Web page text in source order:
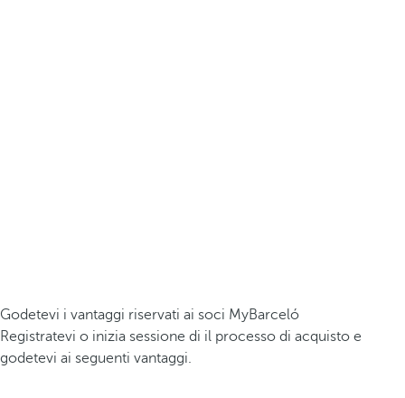
Godetevi i vantaggi riservati ai soci MyBarceló
Registratevi o inizia sessione di il processo di acquisto e
godetevi ai seguenti vantaggi.